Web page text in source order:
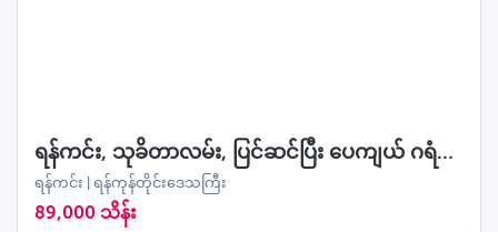
ရန်ကင်း, သုခိတာလမ်း, ပြင်ဆင်ပြီး ပေကျယ် ဂရံလုံးချင်းအရောင်း
ရန်ကင်း | ရန်ကုန်တိုင်းဒေသကြီး
89,000 သိန်း